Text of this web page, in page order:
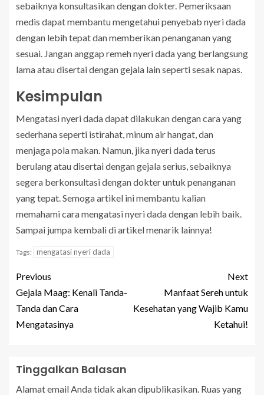
sebaiknya konsultasikan dengan dokter. Pemeriksaan
medis dapat membantu mengetahui penyebab nyeri dada
dengan lebih tepat dan memberikan penanganan yang
sesuai. Jangan anggap remeh nyeri dada yang berlangsung
lama atau disertai dengan gejala lain seperti sesak napas.
Kesimpulan
Mengatasi nyeri dada dapat dilakukan dengan cara yang
sederhana seperti istirahat, minum air hangat, dan
menjaga pola makan. Namun, jika nyeri dada terus
berulang atau disertai dengan gejala serius, sebaiknya
segera berkonsultasi dengan dokter untuk penanganan
yang tepat. Semoga artikel ini membantu kalian
memahami cara mengatasi nyeri dada dengan lebih baik.
Sampai jumpa kembali di artikel menarik lainnya!
Tags: mengatasi nyeri dada
Previous
Gejala Maag: Kenali Tanda-
Tanda dan Cara
Mengatasinya
Next
Manfaat Sereh untuk
Kesehatan yang Wajib Kamu
Ketahui!
Tinggalkan Balasan
Alamat email Anda tidak akan dipublikasikan. Ruas yang